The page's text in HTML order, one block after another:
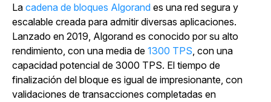
La cadena de bloques Algorand es una red segura y
escalable creada para admitir diversas aplicaciones.
Lanzado en 2019, Algorand es conocido por su alto
rendimiento, con una media de 1300 TPS, con una
capacidad potencial de 3000 TPS. El tiempo de
finalización del bloque es igual de impresionante, con
validaciones de transacciones completadas en